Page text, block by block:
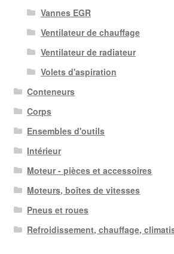
Vannes EGR
Ventilateur de chauffage
Ventilateur de radiateur
Volets d'aspiration
Conteneurs
Corps
Ensembles d'outils
Intérieur
Moteur - pièces et accessoires
Moteurs, boîtes de vitesses
Pneus et roues
Refroidissement, chauffage,